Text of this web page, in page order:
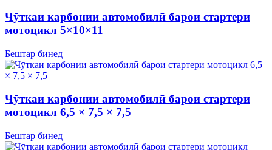
Чӯткаи карбонии автомобилӣ барои стартери
мотоцикл 5×10×11
Бештар бинед
Чӯткаи карбонии автомобилӣ барои стартери
мотоцикл 6,5 × 7,5 × 7,5
Бештар бинед